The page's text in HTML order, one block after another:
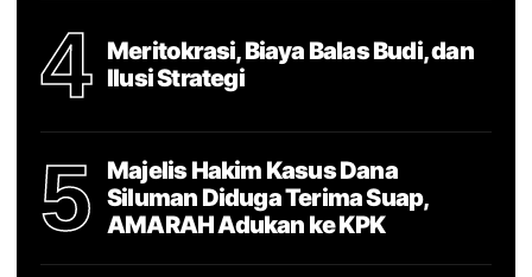
4
Meritokrasi, Biaya Balas Budi, dan
Ilusi Strategi
5
Majelis Hakim Kasus Dana
Siluman Diduga Terima Suap,
AMARAH Adukan ke KPK